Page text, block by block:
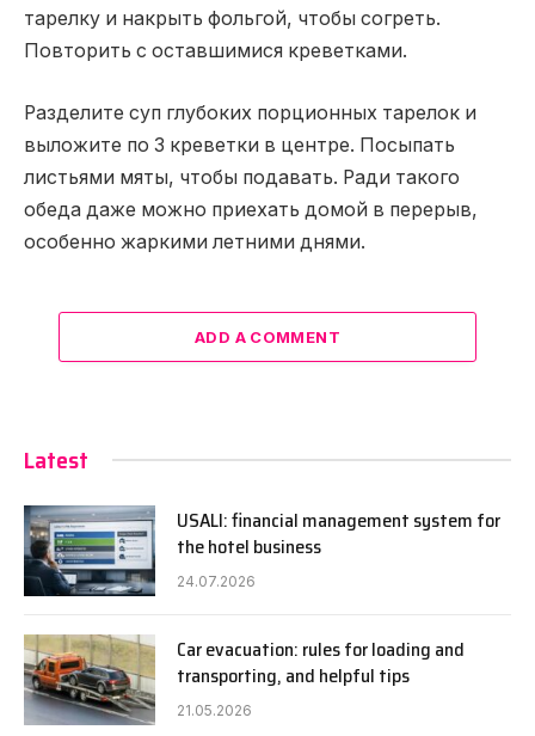
тарелку и накрыть фольгой, чтобы согреть.
Повторить с оставшимися креветками.
Разделите суп глубоких порционных тарелок и
выложите по 3 креветки в центре. Посыпать
листьями мяты, чтобы подавать. Ради такого
обеда даже можно приехать домой в перерыв,
особенно жаркими летними днями.
ADD A COMMENT
Latest
USALI: financial management system for
the hotel business
24.07.2026
Car evacuation: rules for loading and
transporting, and helpful tips
21.05.2026